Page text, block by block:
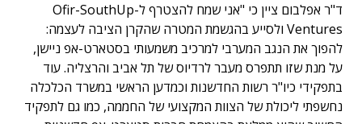
ד"ר אפלבום ציין כי "אני שמח להצטרף ל-Ofir-SouthUp
Ventures ולסייע בהגשמת המטרה שהקרן הציבה לעצמה:
להפוך את הנגב המערבי למרכיב משמעותי בסטארט-אפ ניישן,
על מנת שזו תתפרס מעבר לרדיוס של תל אביב והרצליה. עוד
בתפקידי כיו"ר רשות החדשנות וכמדען הראשי במשרד הכלכלה
נחשפתי ליכולת של הצוות המקצועי של החממה, כמו גם לתפקיד